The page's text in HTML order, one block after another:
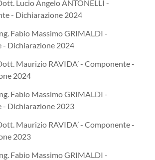
Lucio Angelo ANTONELLI -
- Dichiarazione 2024
Fabio Massimo GRIMALDI -
- Dichiarazione 2024
Maurizio RAVIDA’ - Componente -
2024
Fabio Massimo GRIMALDI -
- Dichiarazione 2023
Maurizio RAVIDA’ - Componente -
2023
Fabio Massimo GRIMALDI -